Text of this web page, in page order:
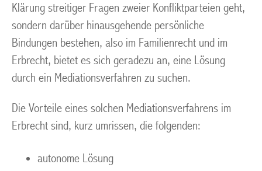
Klärung streitiger Fragen zweier Konfliktparteien geht,
sondern darüber hinausgehende persönliche
Bindungen bestehen, also im Familienrecht und im
Erbrecht, bietet es sich geradezu an, eine Lösung
durch ein Mediationsverfahren zu suchen.
Die Vorteile eines solchen Mediationsverfahrens im
Erbrecht sind, kurz umrissen, die folgenden:
autonome Lösung